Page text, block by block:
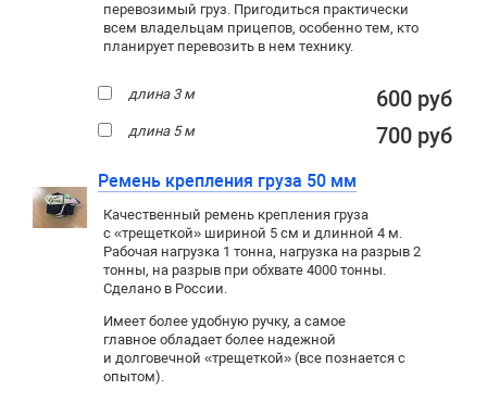
перевозимый груз. Пригодиться практически
всем владельцам прицепов, особенно тем, кто
планирует перевозить в нем технику.
длина 3 м 600 руб
длина 5 м 700 руб
Ремень крепления груза 50 мм
Качественный ремень крепления груза
с «трещеткой» шириной 5 см и длинной 4 м.
Рабочая нагрузка 1 тонна, нагрузка на разрыв 2
тонны, на разрыв при обхвате 4000 тонны.
Сделано в России.
Имеет более удобную ручку, а самое
главное обладает более надежной
и долговечной «трещеткой» (все познается с
опытом).